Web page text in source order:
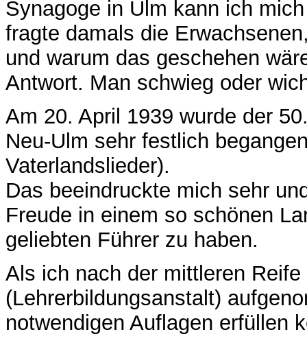
Synagoge in Ulm kann ich
fragte damals die
und warum das geschehen
Antwort. Man schwieg oder
Am 20. April 1939 wurde der
Neu-Ulm sehr festlich
Vaterlandslieder).
Das beeindruckte mich sehr
Freude in einem so schönen
geliebten Führer zu haben.
Als ich nach der mittleren
(Lehrerbildungsanstalt)
notwendigen Auflagen erfüllen